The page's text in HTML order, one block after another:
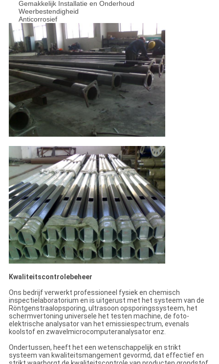
Gemakkelijk Installatie en Onderhoud
Weerbestendigheid
Anticorrosief
Kwaliteitscontrolebeheer
Ons bedrijf verwerkt professioneel fysiek en chemisch
inspectielaboratorium en is uitgerust met het systeem van de
Röntgenstraalopsporing, ultrasoon opsporingssysteem, het
schermvertoning universele het testen machine, de foto-
elektrische analysator van het emissiespectrum, evenals
koolstof en zwavelmicrocomputeranalysator enz.
Ondertussen, heeft het een wetenschappelijk en strikt
systeem van kwaliteitsmangement gevormd, dat effectief en